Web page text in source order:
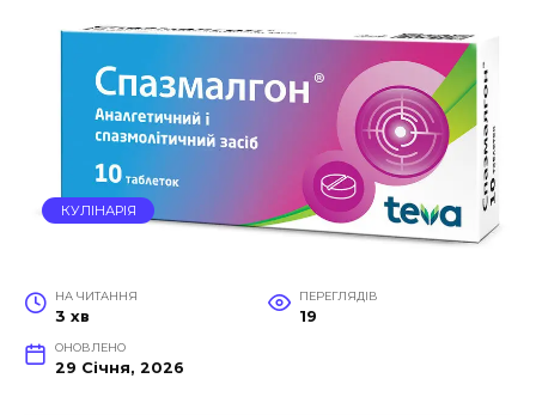
КУЛІНАРІЯ
НА ЧИТАННЯ
3 хв
ПЕРЕГЛЯДІВ
19
ОНОВЛЕНО
29 Січня, 2026